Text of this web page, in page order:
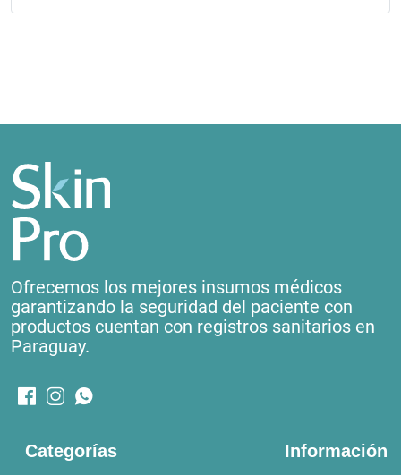
Ofrecemos los mejores insumos médicos
garantizando la seguridad del paciente con
productos cuentan con registros sanitarios en
Paraguay.
Categorías Información